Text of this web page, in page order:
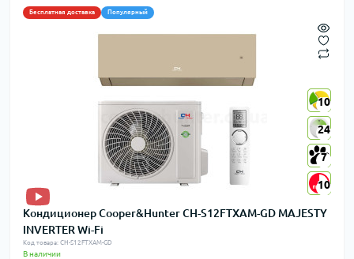
Бесплатная доставка Популярный
10
24
7
10
10
24
7
10
Кондиционер Cooper&Hunter CH-S12FTXAM-GD MAJESTY
INVERTER Wi-Fi
Код товара: CH-S12FTXAM-GD
В наличии